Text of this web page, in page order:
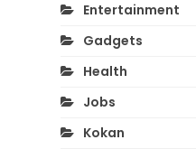
Entertainment
Gadgets
Health
Jobs
Kokan